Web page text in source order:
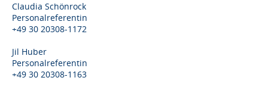
Claudia Schönrock
Personalreferentin
+49 30 20308-1172
Jil Huber
Personalreferentin
+49 30 20308-1163